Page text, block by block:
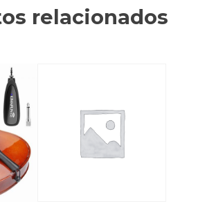
relacionados